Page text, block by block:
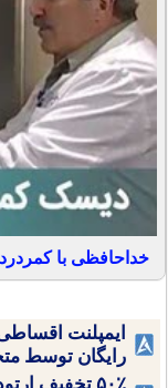
خداحافظی با
ایمپلنت
رایگان توسط
۵۰٪ تخفیف